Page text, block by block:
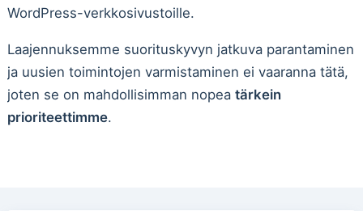
WordPress-verkkosivustoille.
Laajennuksemme suorituskyvyn jatkuva parantaminen
ja uusien toimintojen varmistaminen ei vaaranna tätä,
joten se on mahdollisimman nopea tärkein
prioriteettimme.